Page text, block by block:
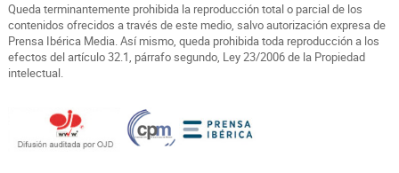
Queda terminantemente prohibida la reproducción total o parcial de los
contenidos ofrecidos a través de este medio, salvo autorización expresa de
Prensa Ibérica Media. Así mismo, queda prohibida toda reproducción a los
efectos del artículo 32.1, párrafo segundo, Ley 23/2006 de la Propiedad
intelectual.